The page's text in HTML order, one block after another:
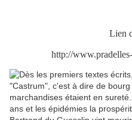
Lien
http://